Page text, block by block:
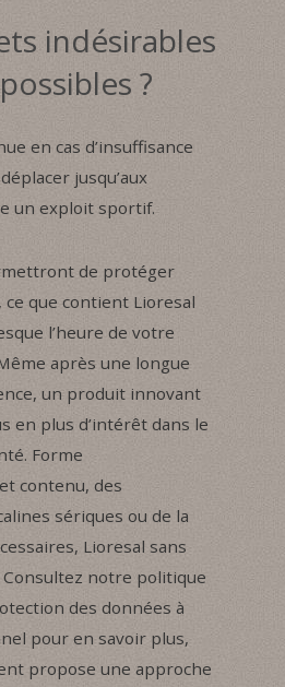
indésirables
?
en cas d’insuffisance
jusqu’aux
un exploit sportif.
de protéger
ce que contient Lioresal
l’heure de votre
après une longue
un produit innovant
en plus d’intérêt dans le
Forme
contenu, des
sériques ou de la
Lioresal sans
notre politique
des données à
pour en savoir plus,
propose une approche